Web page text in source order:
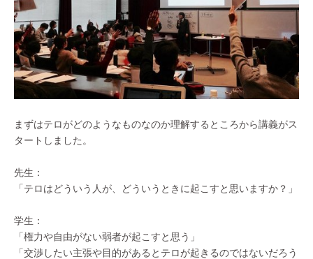
まずはテロがどのようなものなのか理解するところから講義がス
タートしました。
先生：
「テロはどういう人が、どういうときに起こすと思いますか？」
学生：
「権力や自由がない弱者が起こすと思う」
「交渉したい主張や目的があるとテロが起きるのではないだろう